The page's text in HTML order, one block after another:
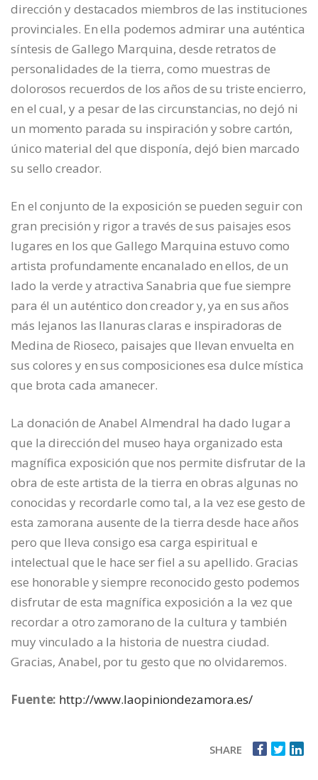
dirección y destacados miembros de las instituciones
provinciales. En ella podemos admirar una auténtica
síntesis de Gallego Marquina, desde retratos de
personalidades de la tierra, como muestras de
dolorosos recuerdos de los años de su triste encierro,
en el cual, y a pesar de las circunstancias, no dejó ni
un momento parada su inspiración y sobre cartón,
único material del que disponía, dejó bien marcado
su sello creador.
En el conjunto de la exposición se pueden seguir con
gran precisión y rigor a través de sus paisajes esos
lugares en los que Gallego Marquina estuvo como
artista profundamente encanalado en ellos, de un
lado la verde y atractiva Sanabria que fue siempre
para él un auténtico don creador y, ya en sus años
más lejanos las llanuras claras e inspiradoras de
Medina de Rioseco, paisajes que llevan envuelta en
sus colores y en sus composiciones esa dulce mística
que brota cada amanecer.
La donación de Anabel Almendral ha dado lugar a
que la dirección del museo haya organizado esta
magnífica exposición que nos permite disfrutar de la
obra de este artista de la tierra en obras algunas no
conocidas y recordarle como tal, a la vez ese gesto de
esta zamorana ausente de la tierra desde hace años
pero que lleva consigo esa carga espiritual e
intelectual que le hace ser fiel a su apellido. Gracias
ese honorable y siempre reconocido gesto podemos
disfrutar de esta magnífica exposición a la vez que
recordar a otro zamorano de la cultura y también
muy vinculado a la historia de nuestra ciudad.
Gracias, Anabel, por tu gesto que no olvidaremos.
Fuente: http://www.laopiniondezamora.es/
SHARE